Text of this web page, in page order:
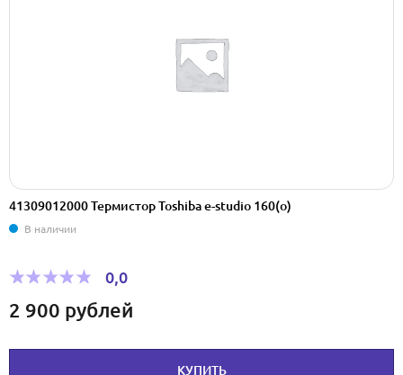
41309012000 Термистор Toshiba e-studio 160(o)
В наличии
0,0
2 900 рублей
КУПИТЬ